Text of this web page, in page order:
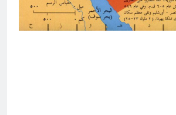
انتهت الحرب… لكن لم ينتهي
الموت